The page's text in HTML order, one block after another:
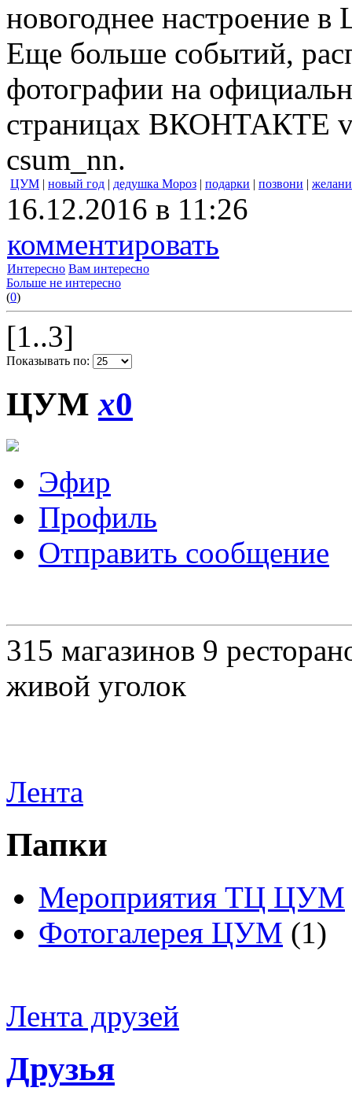
новогоднее настроение
Еще больше событий,
фотографии на
страницах ВКОНТАКТЕ
csum_nn.
ЦУМ | новый год | дедушка Мороз | подарки | позвони |
16.12.2016 в 11:26
комментировать
Интересно Вам интересно
Больше не интересно
(0)
[1..3]
Показывать по:
ЦУМx0
Эфир
Профиль
Отправить сообщение
315 магазинов 9
живой уголок
Лента
Папки
Мероприятия ТЦ ЦУМ
Фотогалерея ЦУМ (1)
Лента друзей
Друзья